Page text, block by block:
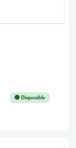
🟢 Disponible